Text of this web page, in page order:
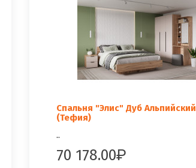
Спальня "Элис" Дуб Альпийский
(Тефия)
..
70 178.00